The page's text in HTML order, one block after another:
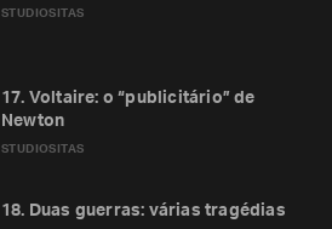
STUDIOSITAS
STUDIOSITAS
17. Voltaire: o “publicitário” de
Newton
18. Duas guerras: várias tragédias